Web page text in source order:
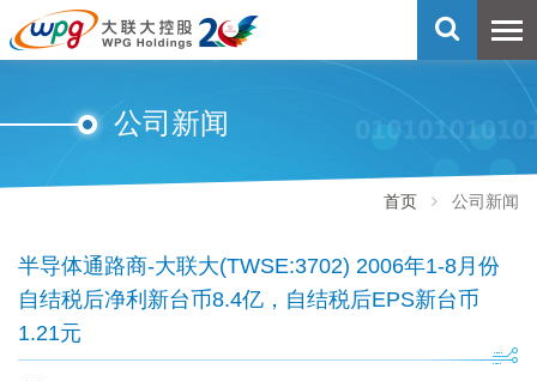
公司新闻
首页 公司新闻
半导体通路商-大联大(TWSE:3702) 2006年1-8月份
自结税后净利新台币8.4亿，自结税后EPS新台币
1.21元